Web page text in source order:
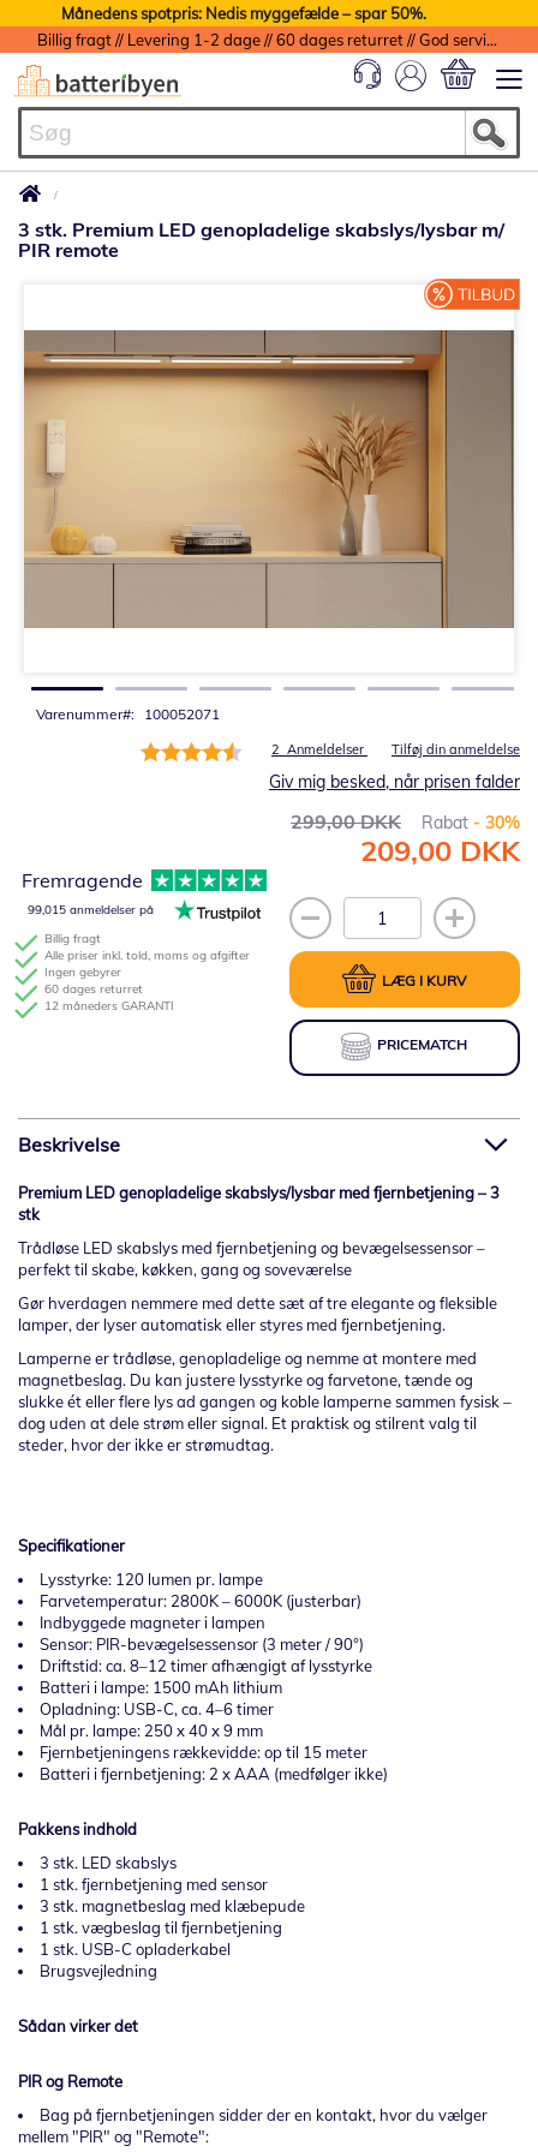
Månedens spotpris: Nedis myggefælde – spar 50%.
Billig fragt // Levering 1-2 dage // 60 dages returret // God service med garanti
3 stk. Premium LED genopladelige skabslys/lysbar m/
PIR remote
Varenummer 100052071
Bedømmelse:
2 Anmeldelser Tilføj din anmeldelse
299,00 DKK Rabat - 30%
Tilbudspris209,00 DKK
Giv mig besked, når prisen falder
LÆG I KURV
PRICEMATCH
Billig fragt
Alle priser inkl. told, moms og afgifter
Ingen gebyrer
60 dages returret
12 måneders GARANTI
Fremragende
99,015 anmeldelser på
slutningen
af
billedgalleriet
billedgalleriet
Beskrivelse
Premium LED genopladelige skabslys/lysbar med fjernbetjening – 3
stk
Trådløse LED skabslys med fjernbetjening og bevægelsessensor –
perfekt til skabe, køkken, gang og soveværelse
Gør hverdagen nemmere med dette sæt af tre elegante og fleksible
lamper, der lyser automatisk eller styres med fjernbetjening.
Lamperne er trådløse, genopladelige og nemme at montere med
magnetbeslag. Du kan justere lysstyrke og farvetone, tænde og
slukke ét eller flere lys ad gangen og koble lamperne sammen fysisk –
dog uden at dele strøm eller signal. Et praktisk og stilrent valg til
steder, hvor der ikke er strømudtag.
Specifikationer
Lysstyrke: 120 lumen pr. lampe
Farvetemperatur: 2800K – 6000K (justerbar)
Indbyggede magneter i lampen
Sensor: PIR-bevægelsessensor (3 meter / 90°)
Driftstid: ca. 8–12 timer afhængigt af lysstyrke
Batteri i lampe: 1500 mAh lithium
Opladning: USB-C, ca. 4–6 timer
Mål pr. lampe: 250 x 40 x 9 mm
Fjernbetjeningens rækkevidde: op til 15 meter
Batteri i fjernbetjening: 2 x AAA (medfølger ikke)
Pakkens indhold
3 stk. LED skabslys
1 stk. fjernbetjening med sensor
3 stk. magnetbeslag med klæbepude
1 stk. vægbeslag til fjernbetjening
1 stk. USB-C opladerkabel
Brugsvejledning
Sådan virker det
PIR og Remote
Bag på fjernbetjeningen sidder der en kontakt, hvor du vælger
mellem "PIR" og "Remote":